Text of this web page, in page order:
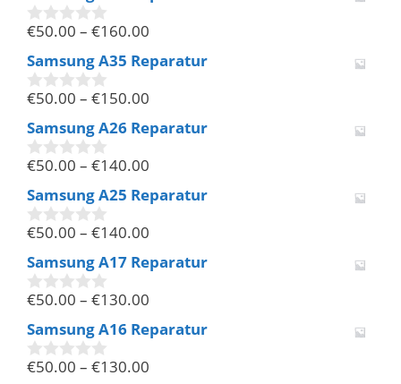
n
5
0
o
n
5
€50.00 – €160.00
Samsung A35 Reparatur
0
o
n
5
€50.00 – €150.00
Samsung A26 Reparatur
0
o
n
5
€50.00 – €140.00
Samsung A25 Reparatur
0
o
n
5
€50.00 – €140.00
Samsung A17 Reparatur
0
o
n
5
€50.00 – €130.00
Samsung A16 Reparatur
0
€50.00 – €130.00